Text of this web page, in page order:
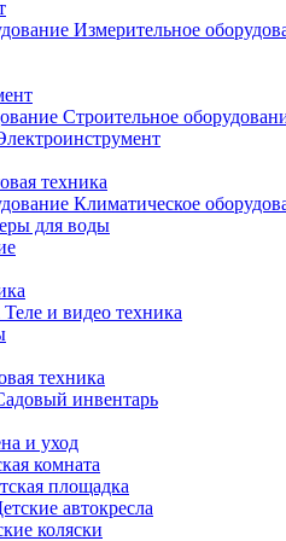
Измерительное
Строительное
техника
Климатическое
для воды
Теле и видео техника
техника
инвентарь
и уход
комната
площадка
автокресла
коляски